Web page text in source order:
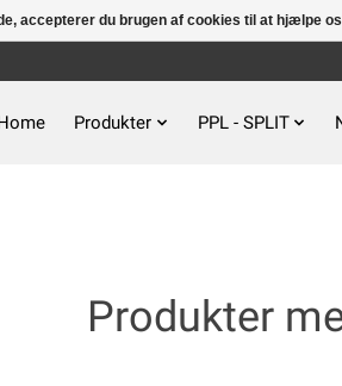
Produkter PPL - SPLIT
Produkter
accepterer du brugen af ​​cookies til at hjælpe